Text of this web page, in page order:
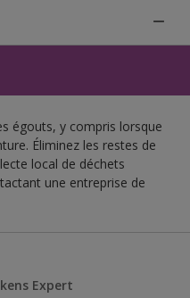
égouts, y compris lorsque
Éliminez les restes de
local de déchets
une entreprise de
Expert